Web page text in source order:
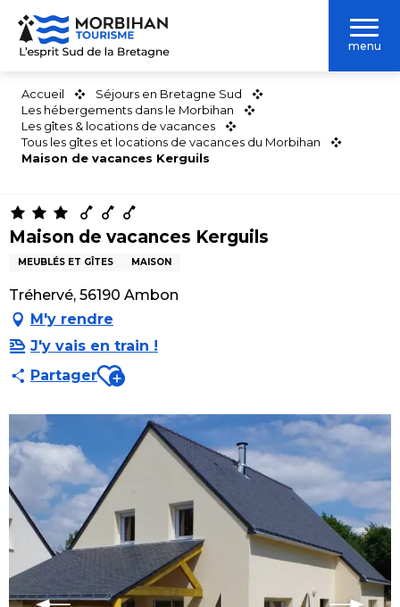
Aller
contenu
menu
Accueil
Séjours en Bretagne Sud
Les hébergements dans le Morbihan
Les gîtes & locations de vacances
Tous les gîtes et locations de vacances du Morbihan
Maison de vacances Kerguils
Maison de vacances Kerguils
MEUBLÉS ET GÎTES MAISON
Tréhervé, 56190 Ambon
M'y rendre
J'y vais en train !
PartagerAjouter aux favoris